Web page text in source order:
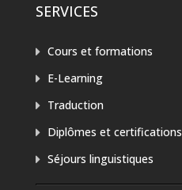
SERVICES
Cours et formations
E-Learning
Traduction
Diplômes et certifications
Séjours linguistiques